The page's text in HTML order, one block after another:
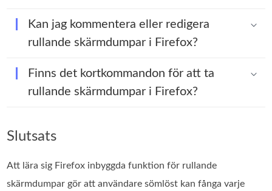
Kan jag kommentera eller redigera
rullande skärmdumpar i Firefox?
Finns det kortkommandon för att ta
rullande skärmdumpar i Firefox?
Slutsats
Att lära sig Firefox inbyggda funktion för rullande
skärmdumpar gör att användare sömlöst kan fånga varje